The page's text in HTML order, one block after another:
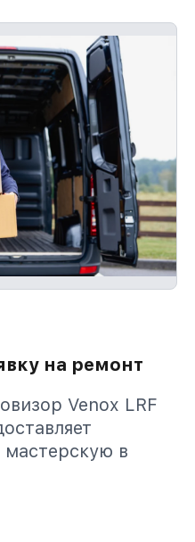
на ремонт
Venox LRF
в